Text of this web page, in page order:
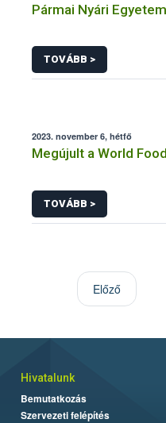
Pármai Nyári Egyetem
TOVÁBB >
2023. november 6, hétfő
Megújult a World
TOVÁBB >
Előző
Hivatalunk
Bemutatkozás
Szervezeti felépítés